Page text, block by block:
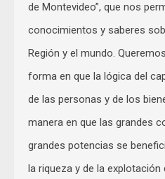
de Montevideo”, que nos
conocimientos y saberes
Región y el mundo.
forma en que la lógica del
de las personas y de los
manera en que las grandes
grandes potencias se
la riqueza y de la explotación